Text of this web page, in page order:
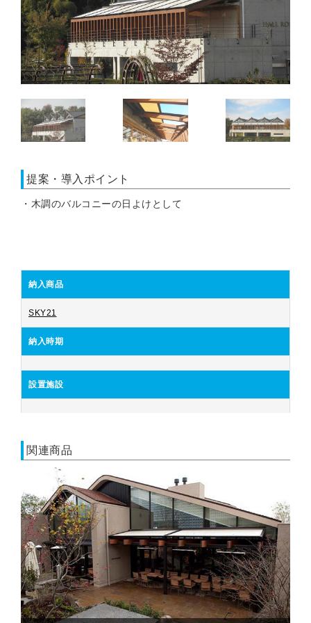
提案・導入ポイント
・木調のバルコニーの日よけとして
納入商品
SKY21
納入時期
設置施設
関連商品